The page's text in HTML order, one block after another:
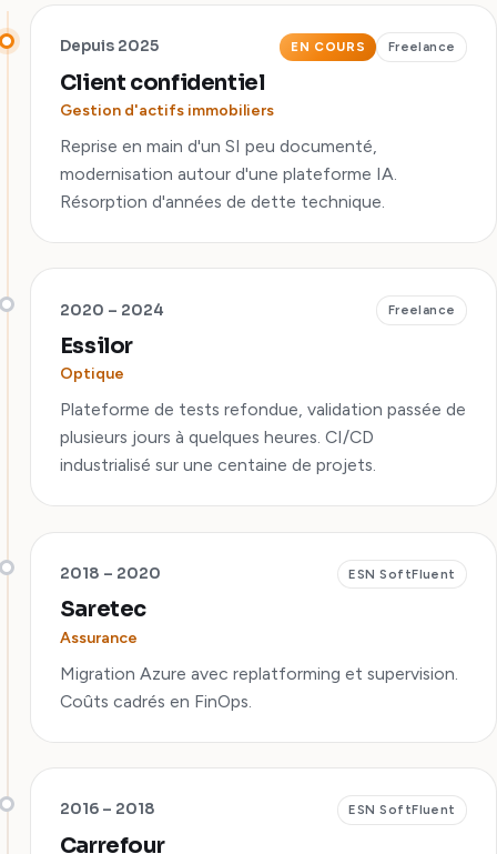
Depuis 2025 EN COURS Freelance
Client confidentiel
Gestion d'actifs immobiliers
Reprise en main d'un SI peu documenté,
modernisation autour d'une plateforme IA.
Résorption d'années de dette technique.
2020 – 2024 Freelance
Essilor
Optique
Plateforme de tests refondue, validation passée de
plusieurs jours à quelques heures. CI/CD
industrialisé sur une centaine de projets.
2018 – 2020 ESN SoftFluent
Saretec
Assurance
Migration Azure avec replatforming et supervision.
Coûts cadrés en FinOps.
2016 – 2018 ESN SoftFluent
Carrefour